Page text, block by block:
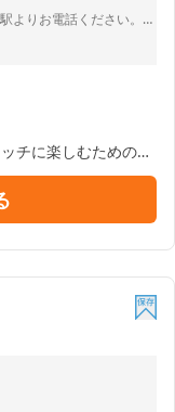
ＪＲ蒲田駅から徒歩５分 ご予約の上、JR蒲田駅よりお電話ください。 当店までの道順を丁寧にご案内させていただきます。
チに楽しむための癒
さいませ★